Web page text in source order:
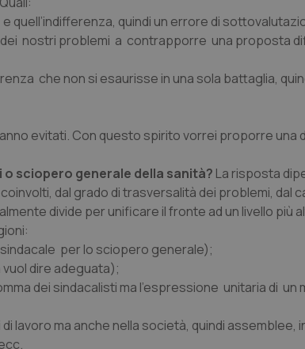
quell’indifferenza, quindi un errore di
dei nostri problemi a contrapporre una proposta
che non si esaurisse in una sola battaglia,
evitati. Con questo spirito vorrei proporre una
o sciopero generale della sanità? La risposta
dal grado di trasversalità dei problemi, dal
divide per unificare il fronte ad un livello più
per lo sciopero generale);
dire adeguata);
dei sindacalisti ma l’espressione unitaria di un
lavoro ma anche nella società, quindi assemblee,